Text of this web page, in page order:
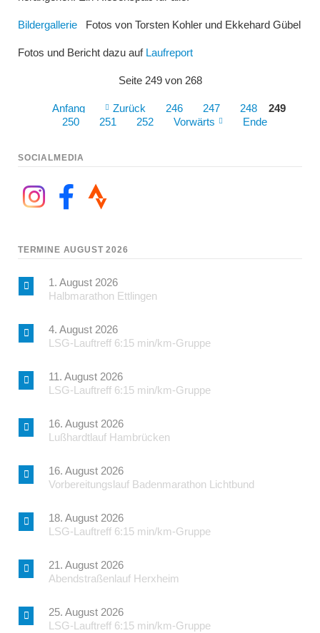
BildergallerieFotos von Torsten Kohler und Ekkehard Gübel
Fotos und Bericht dazu aufLaufreport
Seite 249 von 268
Anfang Zurück 246 247 248
249
250
251 252 Vorwärts Ende
SOCIALMEDIA
TERMINE AUGUST 2026
1. August 2026
Halbmarathon Ettlingen
4. August 2026
LSG-Lauftreff 6:15 min/km-Gruppe
11. August 2026
LSG-Lauftreff 6:15 min/km-Gruppe
16. August 2026
Lußhardtlauf Hambrücken
16. August 2026
Vorbereitungslauf Badenmarathon Lichtbund
18. August 2026
LSG-Lauftreff 6:15 min/km-Gruppe
21. August 2026
Abendstraßenlauf Herxheim
25. August 2026
LSG-Lauftreff 6:15 min/km-Gruppe